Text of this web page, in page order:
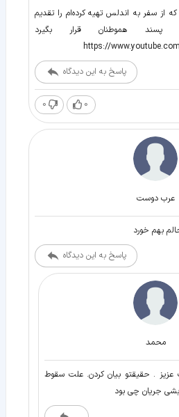
از سفر به اندلس تهیه کرده‌ام را تقدیم
پسند هموطنان قرار بگیرد
https://
پاسخ به این دیدگاه
0
0
عرب دوست
بهم خورد
پاسخ به این دیدگاه
محمد
. حقیقتو بیان کردن. علت سقوط
جریان چی بود